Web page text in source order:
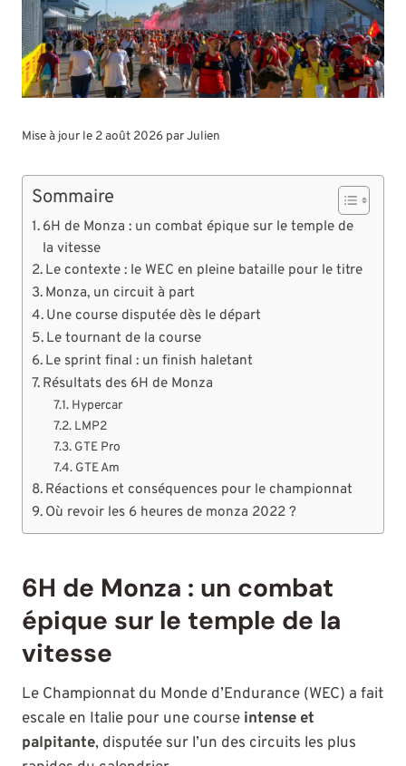
Mise à jour le 2 août 2026 parJulien
Sommaire
6H de Monza : un combat épique sur le temple de
la vitesse
Le contexte : le WEC en pleine bataille pour le titre
Monza, un circuit à part
Une course disputée dès le départ
Le tournant de la course
Le sprint final : un finish haletant
Résultats des 6H de Monza
Hypercar
LMP2
GTE Pro
GTE Am
Réactions et conséquences pour le championnat
Où revoir les 6 heures de monza 2022 ?
6H de Monza : un combat
épique sur le temple de la
vitesse
Le Championnat du Monde d’Endurance (WEC) a fait
escale en Italie pour une course intense et
palpitante, disputée sur l’un des circuits les plus